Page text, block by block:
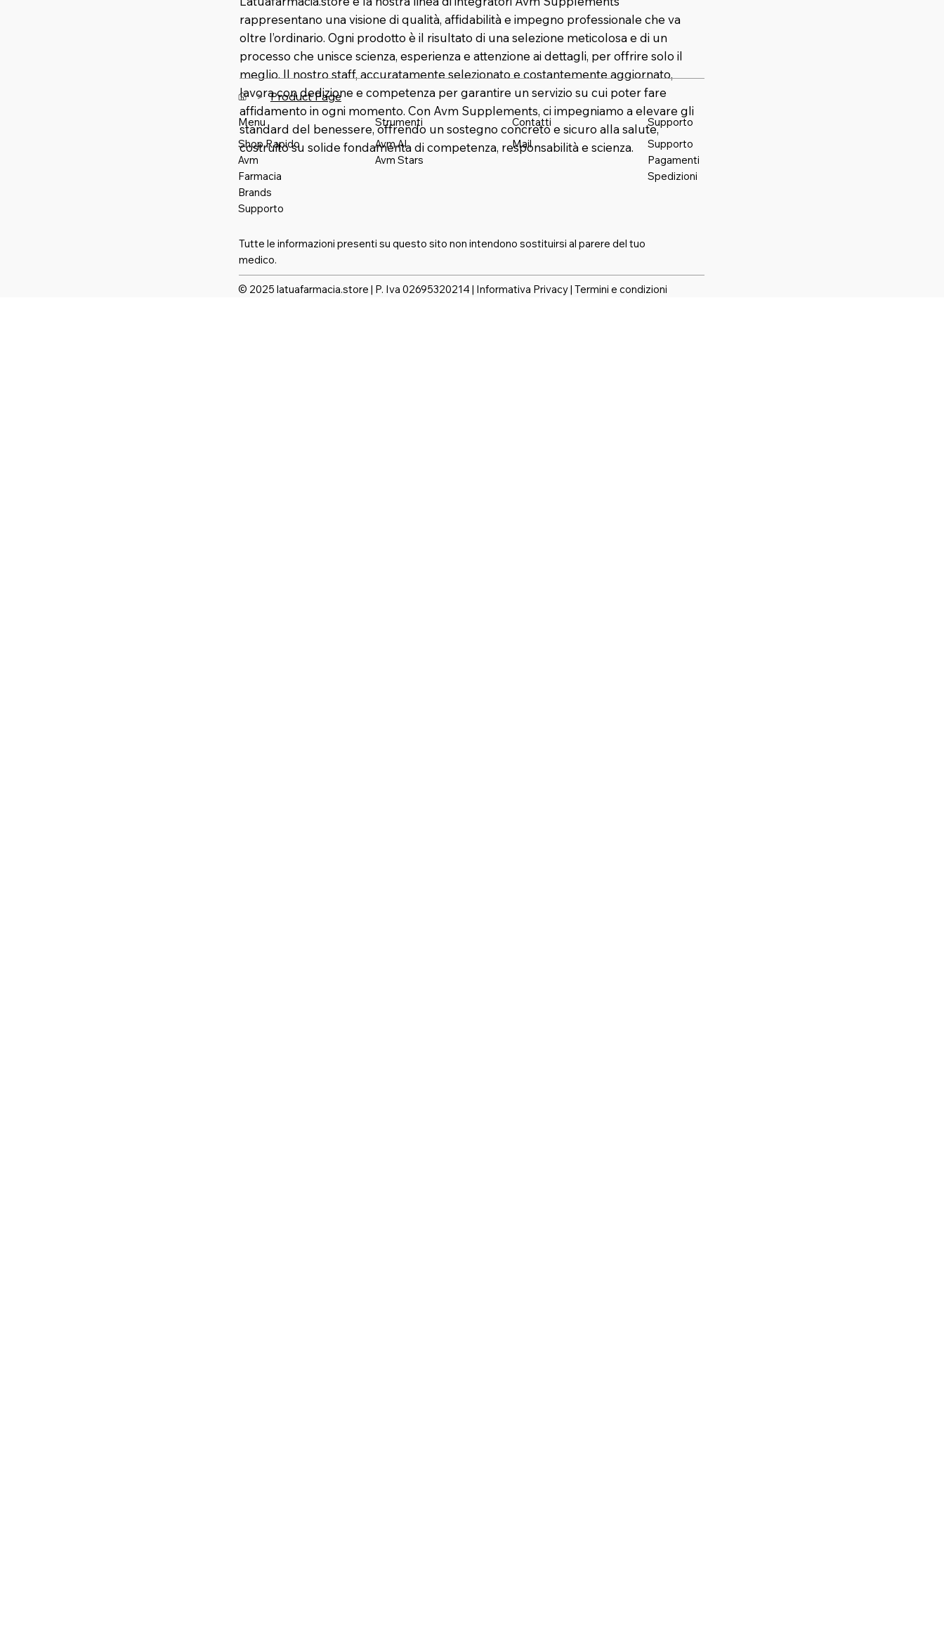
rappresentano una visione di qualità, affidabilità e impegno professionale che va
oltre l’ordinario. Ogni prodotto è il risultato di una selezione meticolosa e di un
processo che unisce scienza, esperienza e attenzione ai dettagli, per offrire solo il
meglio. Il nostro staff, accuratamente selezionato e costantemente aggiornato,
lavora con dedizione e competenza per garantire un servizio su cui poter fare
affidamento in ogni momento. Con Avm Supplements, ci impegniamo a elevare gli
standard del benessere, offrendo un sostegno concreto e sicuro alla salute,
costruito su solide fondamenta di competenza, responsabilità e scienza.
> Product Page
Menu
Shop Rapido
Avm
Farmacia
Brands
Supporto
Strumenti
Avm AI
Avm Stars
Contatti
Mail
Supporto
Supporto
Pagamenti
Spedizioni
Tutte le informazioni presenti su questo sito non intendono sostituirsi al parere del tuo
medico.
© 2025 latuafarmacia.store | P. Iva 02695320214 | Informativa Privacy|Termini e condizioni